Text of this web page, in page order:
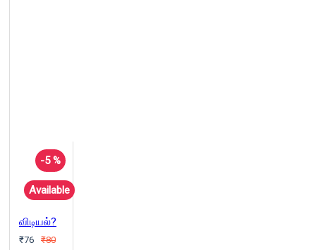
-5 %
Available
விடியல்?
₹76 ₹80